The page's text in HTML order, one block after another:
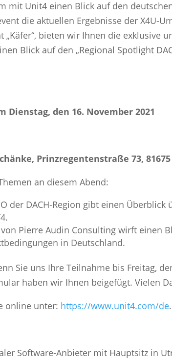
mit Unit4 einen Blick auf den
die aktuellen Ergebnisse der X4U-
„Käfer“, bieten wir Ihnen die exklusive
Blick auf den „Regional Spotlight
den 16. November 2021
Prinzregentenstraße 73,
an diesem Abend:
der DACH-Region gibt einen Überblick
Pierre Audin Consulting wirft einen
in Deutschland.
Sie uns Ihre Teilnahme bis Freitag,
haben wir Ihnen beigefügt. Vielen
online unter: https://www.unit4.com/de.
Software-Anbieter mit Hauptsitz in